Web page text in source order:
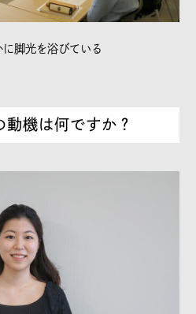
脚光を浴びている
動機は何ですか？